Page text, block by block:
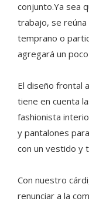
conjunto.Ya sea
trabajo, se
temprano o
agregará un
El diseño frontal
tiene en cuenta
fashionista
y pantalones
con un vestido y
Con nuestro
renunciar a la